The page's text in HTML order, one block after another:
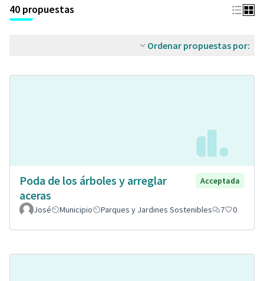
40 propuestas
Ordenar propuestas por:
Poda de los árboles y arreglar
aceras
Acceptada
José Municipio Parques y Jardines Sostenibles 7 0